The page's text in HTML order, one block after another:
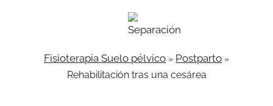
Fisioterapia Suelo pélvico » Postparto »
Rehabilitación tras una cesárea